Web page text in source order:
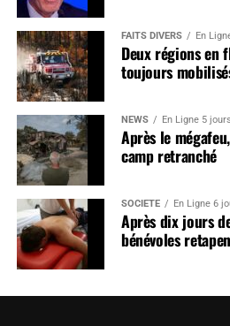
FAITS DIVERS En
Deux régions en
toujours
NEWS En Ligne 5 jours
Après le
camp retranché
SOCIÉTÉ En Ligne 6
Après dix jours
bénévoles